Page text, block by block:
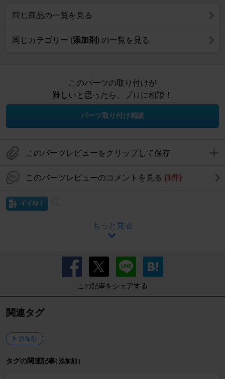
同じ商品の一覧を見る
同じカテゴリー (添加剤) の一覧を見る
このパーツの取り付けが
難しいと思ったら、プロに相談！
パーツ取り付け相談
このパーツレビューをクリップして保存
このパーツレビューのコメントを見る (1件)
イイね！
もっと見る
この記事をシェアする
関連タグ
添加剤
タグの関連記事( 添加剤 )